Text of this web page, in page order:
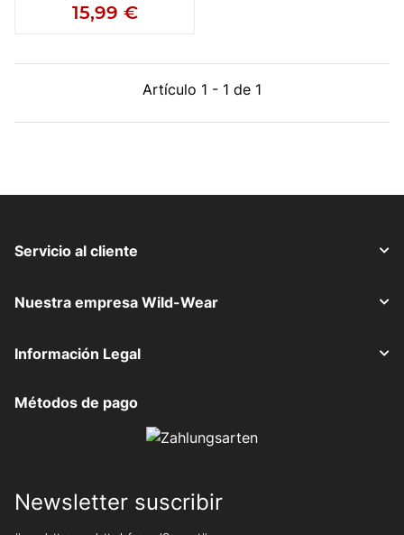
15,99 €
Artículo 1 - 1 de 1
Servicio al cliente
Nuestra empresa Wild-Wear
Información Legal
Métodos de pago
Newsletter suscribir